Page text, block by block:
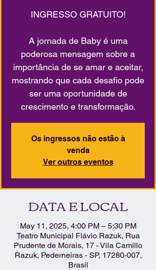
INGRESSO GRATUITO!
A jornada de Baby é uma
poderosa mensagem sobre a
importância de se amar e aceitar,
mostrando que cada desafio pode
ser uma oportunidade de
crescimento e transformação.
Os ingressos não estão à
venda
Ver outros eventos
DATA E LOCAL
May 11, 2025, 4:00 PM – 5:30 PM
Teatro Municipal Flávio Razuk, Rua
Prudente de Morais, 17 - Vila Camillo
Razuk, Pederneiras - SP, 17280-007,
Brasil